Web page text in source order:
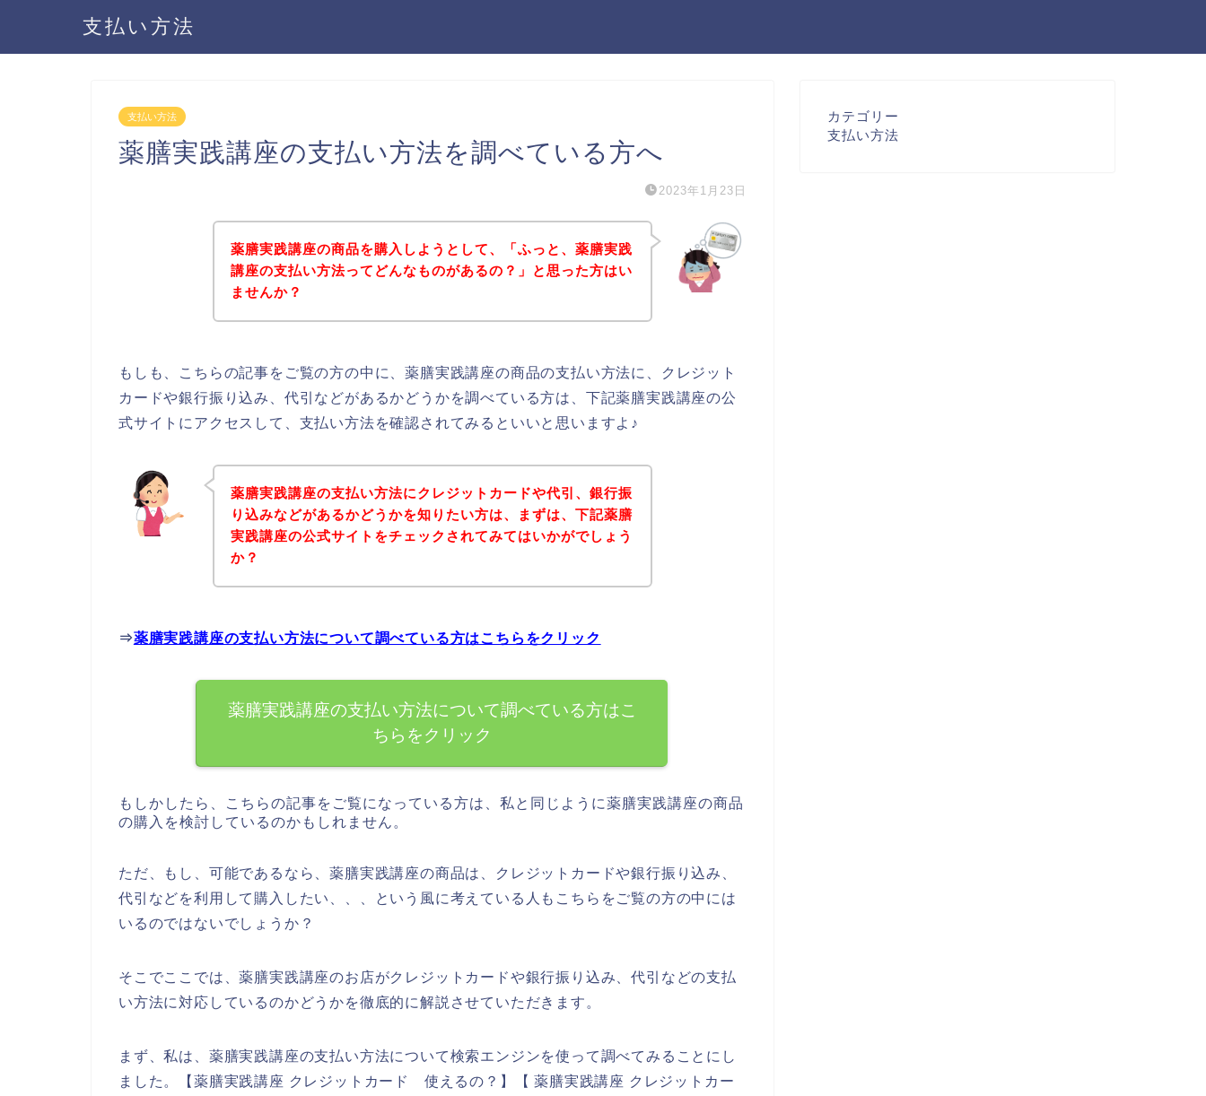
支払い方法
支払い方法
薬膳実践講座の支払い方法を調べている方へ
2023年1月23日
薬膳実践講座の商品を購入しようとして、「ふっと、薬膳実践
講座の支払い方法ってどんなものがあるの？」と思った方はい
ませんか？
もしも、こちらの記事をご覧の方の中に、薬膳実践講座の商品の支払い方法に、クレジット
カードや銀行振り込み、代引などがあるかどうかを調べている方は、下記薬膳実践講座の公
式サイトにアクセスして、支払い方法を確認されてみるといいと思いますよ♪
薬膳実践講座の支払い方法にクレジットカードや代引、銀行振
り込みなどがあるかどうかを知りたい方は、まずは、下記薬膳
実践講座の公式サイトをチェックされてみてはいかがでしょう
か？
⇒薬膳実践講座の支払い方法について調べている方はこちらをクリック
薬膳実践講座の支払い方法について調べている方はこ
ちらをクリック
もしかしたら、こちらの記事をご覧になっている方は、私と同じように薬膳実践講座の商品
の購入を検討しているのかもしれません。
ただ、もし、可能であるなら、薬膳実践講座の商品は、クレジットカードや銀行振り込み、
代引などを利用して購入したい、、、という風に考えている人もこちらをご覧の方の中には
いるのではないでしょうか？
そこでここでは、薬膳実践講座のお店がクレジットカードや銀行振り込み、代引などの支払
い方法に対応しているのかどうかを徹底的に解説させていただきます。
まず、私は、薬膳実践講座の支払い方法について検索エンジンを使って調べてみることにし
ました。【薬膳実践講座 クレジットカード 使えるの？】【 薬膳実践講座 クレジットカー
カテゴリー
支払い方法